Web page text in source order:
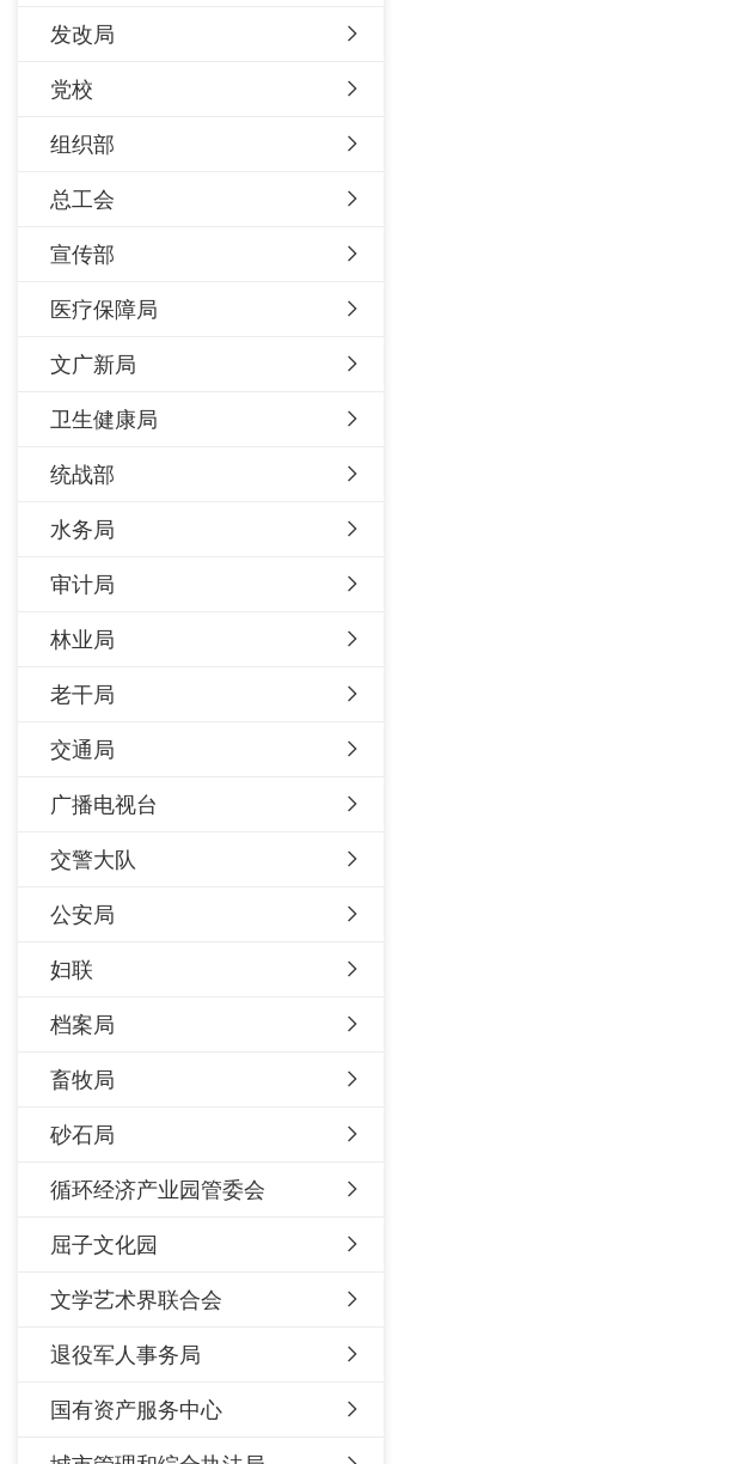
发改局
党校
组织部
总工会
宣传部
医疗保障局
文广新局
卫生健康局
统战部
水务局
审计局
林业局
老干局
交通局
广播电视台
交警大队
公安局
妇联
档案局
畜牧局
砂石局
循环经济产业园管委会
屈子文化园
文学艺术界联合会
退役军人事务局
国有资产服务中心